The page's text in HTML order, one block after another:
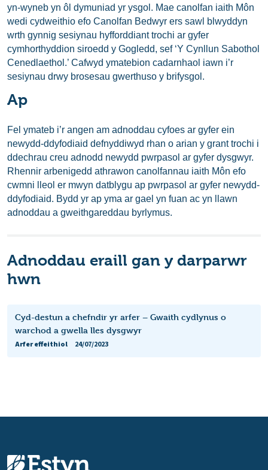
yn-wyneb yn ôl dymuniad yr ysgol. Mae canolfan iaith Môn
wedi cydweithio efo Canolfan Bedwyr ers sawl blwyddyn
wrth gynnig sesiynau hyfforddiant trochi ar gyfer
cymhorthyddion siroedd y Gogledd, sef ‘Y Cynllun Sabothol
Cenedlaethol.’ Cafwyd ymatebion cadarnhaol iawn i’r
sesiynau drwy brosesau gwerthuso y brifysgol.
Ap
Fel ymateb i’r angen am adnoddau cyfoes ar gyfer ein
newydd-ddyfodiaid defnyddiwyd rhan o arian y grant trochi i
ddechrau creu adnodd newydd pwrpasol ar gyfer dysgwyr.
Rhennir arbenigedd athrawon canolfannau iaith Môn efo
cwmni lleol er mwyn datblygu ap pwrpasol ar gyfer newydd-
ddyfodiaid. Bydd yr ap yma ar gael yn fuan ac yn llawn
adnoddau a gweithgareddau byrlymus.
Adnoddau eraill gan y darparwr
hwn
Cyd-destun a chefndir yr arfer – Gwaith cydlynus o
warchod a gwella lles dysgwyr
Arfer effeithiol
24/07/2023